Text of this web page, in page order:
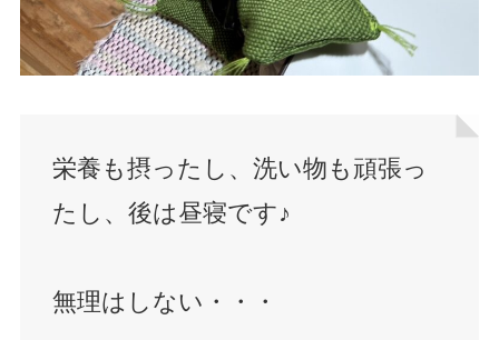
栄養も摂ったし、洗い物も頑張っ
たし、後は昼寝です♪
無理はしない・・・